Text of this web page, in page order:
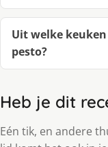
Uit welke
pesto?
Heb je dit
Eén tik, en andere